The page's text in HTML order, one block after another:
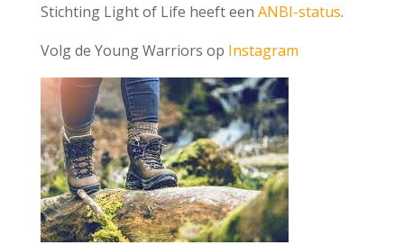
Stichting Light of Life heeft een ANBI-status.
Volg de Young Warriors op Instagram